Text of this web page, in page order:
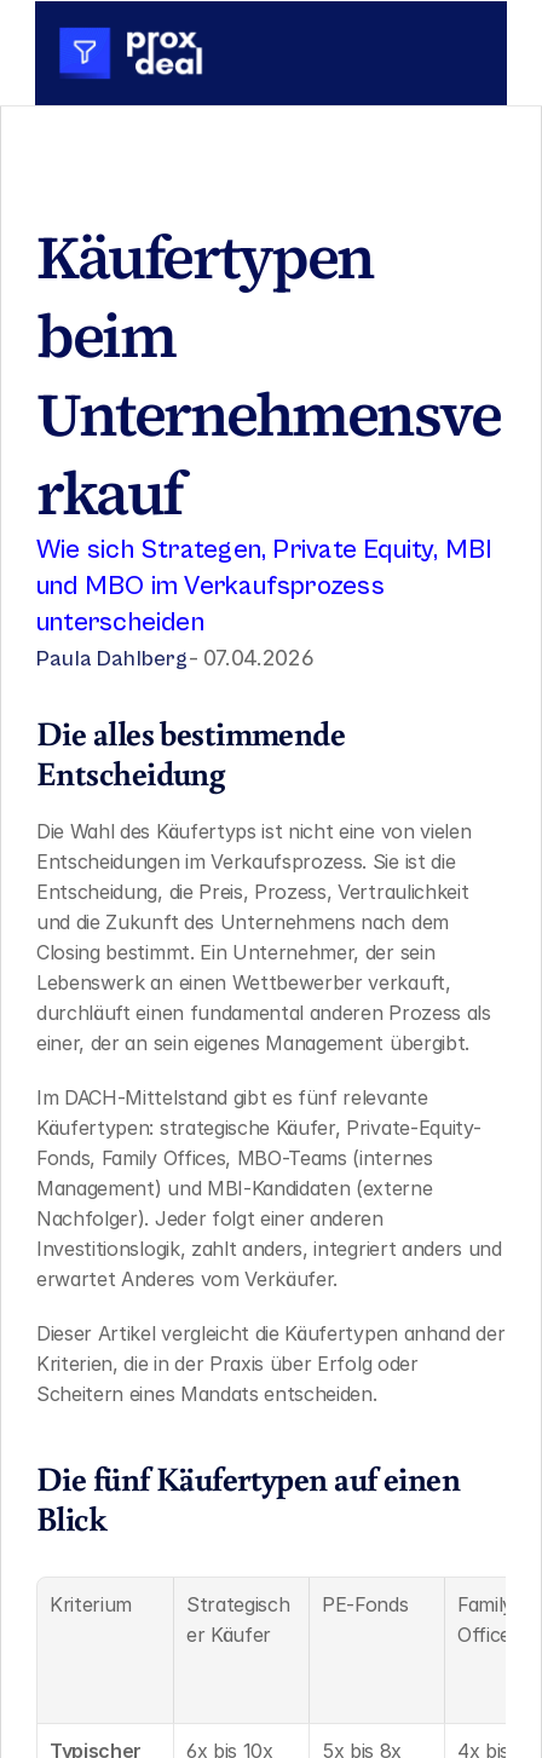
Käufertypen
beim
Unternehmensve
rkauf
Wie sich Strategen, Private Equity, MBI
und MBO im Verkaufsprozess
unterscheiden
Paula Dahlberg- 07.04.2026
Die alles bestimmende
Entscheidung
Die Wahl des Käufertyps ist nicht eine von vielen
Entscheidungen im Verkaufsprozess. Sie ist die
Entscheidung, die Preis, Prozess, Vertraulichkeit
und die Zukunft des Unternehmens nach dem
Closing bestimmt. Ein Unternehmer, der sein
Lebenswerk an einen Wettbewerber verkauft,
durchläuft einen fundamental anderen Prozess als
einer, der an sein eigenes Management übergibt.
Im DACH-Mittelstand gibt es fünf relevante
Käufertypen: strategische Käufer, Private-Equity-
Fonds, Family Offices, MBO-Teams (internes
Management) und MBI-Kandidaten (externe
Nachfolger). Jeder folgt einer anderen
Investitionslogik, zahlt anders, integriert anders und
erwartet Anderes vom Verkäufer.
Dieser Artikel vergleicht die Käufertypen anhand der
Kriterien, die in der Praxis über Erfolg oder
Scheitern eines Mandats entscheiden.
Die fünf Käufertypen auf einen
Blick
Kriterium
Strategisch
er Käufer
PE-Fonds
Family
Office
Typischer
6x bis 10x
5x bis 8x
4x bis 7x